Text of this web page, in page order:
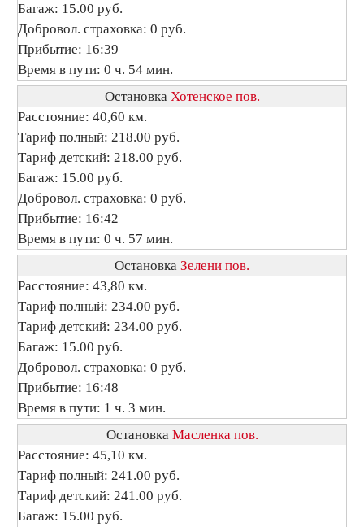
Багаж: 15.00 руб.
Добровол. страховка: 0 руб.
Прибытие: 16:39
Время в пути: 0 ч. 54 мин.
Остановка Хотенское пов.
Расстояние: 40,60 км.
Тариф полный: 218.00 руб.
Тариф детский: 218.00 руб.
Багаж: 15.00 руб.
Добровол. страховка: 0 руб.
Прибытие: 16:42
Время в пути: 0 ч. 57 мин.
Остановка Зелени пов.
Расстояние: 43,80 км.
Тариф полный: 234.00 руб.
Тариф детский: 234.00 руб.
Багаж: 15.00 руб.
Добровол. страховка: 0 руб.
Прибытие: 16:48
Время в пути: 1 ч. 3 мин.
Остановка Масленка пов.
Расстояние: 45,10 км.
Тариф полный: 241.00 руб.
Тариф детский: 241.00 руб.
Багаж: 15.00 руб.